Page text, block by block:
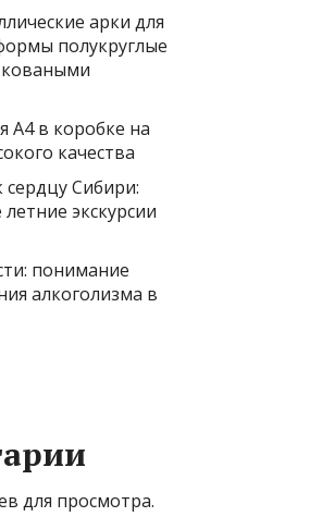
арки для
полукруглые
коваными
А4 в коробке на
качества
Сибири:
экскурсии
понимание
алкоголизма в
для просмотра.